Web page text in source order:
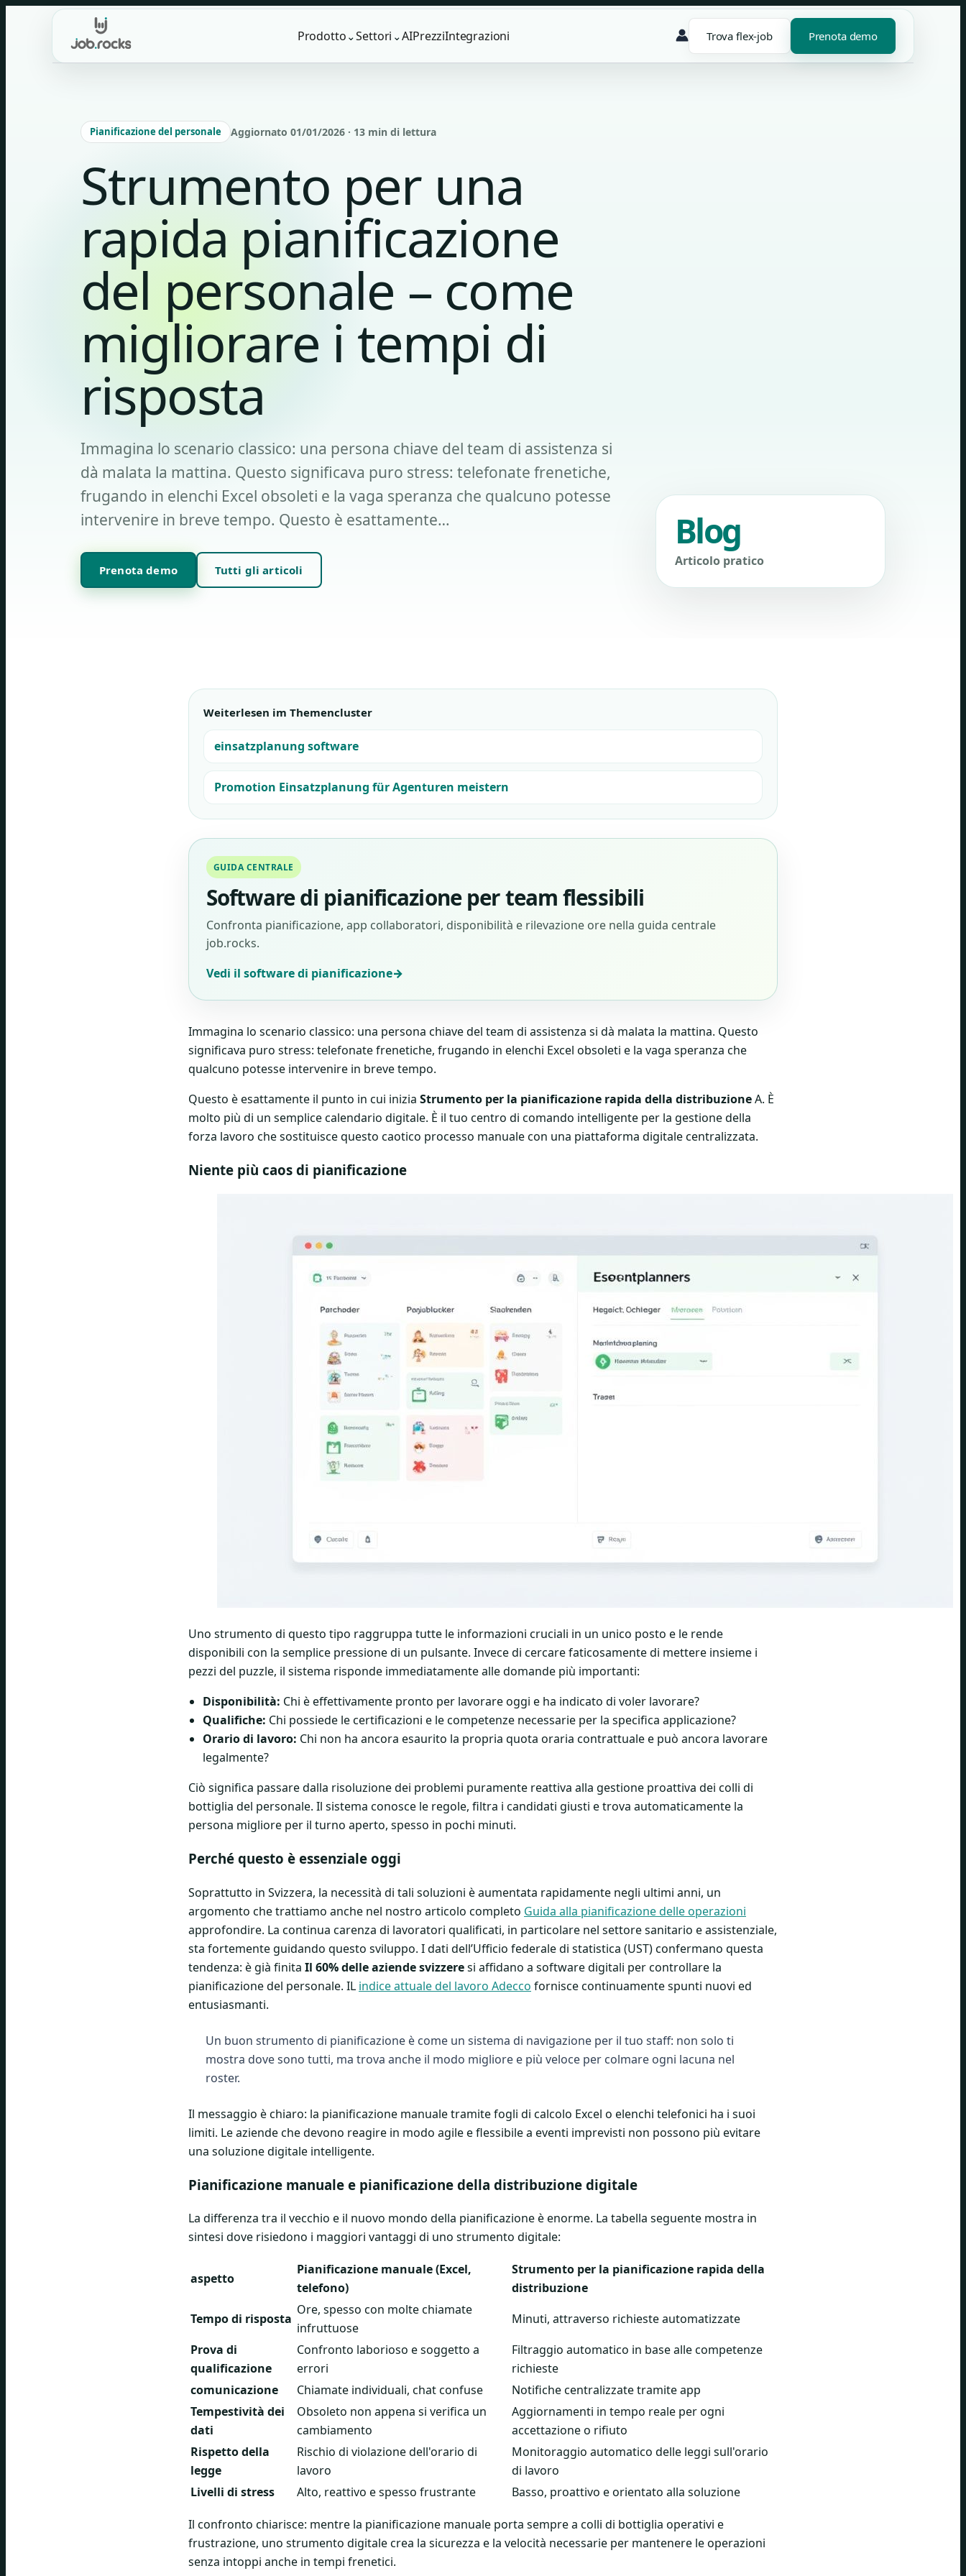
Prodotto ⌄Settori ⌄AIPrezziIntegrazioni Trova flex-job Prenota demo
Pianificazione del personale Aggiornato 01/01/2026 · 13 min di lettura
Strumento per una
rapida pianificazione
del personale – come
migliorare i tempi di
risposta
Immagina lo scenario classico: una persona chiave del team di assistenza si
dà malata la mattina. Questo significava puro stress: telefonate frenetiche,
frugando in elenchi Excel obsoleti e la vaga speranza che qualcuno potesse
intervenire in breve tempo. Questo è esattamente…
Prenota demo Tutti gli articoli
Blog
Articolo pratico
Weiterlesen im Themencluster
einsatzplanung software
Promotion Einsatzplanung für Agenturen meistern
GUIDA CENTRALE
Software di pianificazione per team flessibili
Confronta pianificazione, app collaboratori, disponibilità e rilevazione ore nella guida centrale
job.rocks.
Vedi il software di pianificazione→
Immagina lo scenario classico: una persona chiave del team di assistenza si dà malata la mattina. Questo
significava puro stress: telefonate frenetiche, frugando in elenchi Excel obsoleti e la vaga speranza che
qualcuno potesse intervenire in breve tempo.
Questo è esattamente il punto in cui inizia Strumento per la pianificazione rapida della distribuzioneA. È
molto più di un semplice calendario digitale. È il tuo centro di comando intelligente per la gestione della
forza lavoro che sostituisce questo caotico processo manuale con una piattaforma digitale centralizzata.
Niente più caos di pianificazione
Uno strumento di questo tipo raggruppa tutte le informazioni cruciali in un unico posto e le rende
disponibili con la semplice pressione di un pulsante. Invece di cercare faticosamente di mettere insieme i
pezzi del puzzle, il sistema risponde immediatamente alle domande più importanti:
Disponibilità: Chi è effettivamente pronto per lavorare oggi e ha indicato di voler lavorare?
Qualifiche: Chi possiede le certificazioni e le competenze necessarie per la specifica applicazione?
Orario di lavoro: Chi non ha ancora esaurito la propria quota oraria contrattuale e può ancora lavorare
legalmente?
Ciò significa passare dalla risoluzione dei problemi puramente reattiva alla gestione proattiva dei colli di
bottiglia del personale. Il sistema conosce le regole, filtra i candidati giusti e trova automaticamente la
persona migliore per il turno aperto, spesso in pochi minuti.
Perché questo è essenziale oggi
Soprattutto in Svizzera, la necessità di tali soluzioni è aumentata rapidamente negli ultimi anni, un
argomento che trattiamo anche nel nostro articolo completo Guida alla pianificazione delle operazioni
approfondire. La continua carenza di lavoratori qualificati, in particolare nel settore sanitario e assistenziale,
sta fortemente guidando questo sviluppo. I dati dell’Ufficio federale di statistica (UST) confermano questa
tendenza: è già finita Il 60% delle aziende svizzeresi affidano a software digitali per controllare la
pianificazione del personale. IL indice attuale del lavoro Adecco fornisce continuamente spunti nuovi ed
entusiasmanti.
Un buon strumento di pianificazione è come un sistema di navigazione per il tuo staff: non solo ti
mostra dove sono tutti, ma trova anche il modo migliore e più veloce per colmare ogni lacuna nel
roster.
Il messaggio è chiaro: la pianificazione manuale tramite fogli di calcolo Excel o elenchi telefonici ha i suoi
limiti. Le aziende che devono reagire in modo agile e flessibile a eventi imprevisti non possono più evitare
una soluzione digitale intelligente.
Pianificazione manuale e pianificazione della distribuzione digitale
La differenza tra il vecchio e il nuovo mondo della pianificazione è enorme. La tabella seguente mostra in
sintesi dove risiedono i maggiori vantaggi di uno strumento digitale:
aspetto
Pianificazione manuale (Excel,
telefono)
Strumento per la pianificazione rapida della
distribuzione
Tempo di risposta
Ore, spesso con molte chiamate
infruttuose
Minuti, attraverso richieste automatizzate
Prova di
qualificazione
Confronto laborioso e soggetto a
errori
Filtraggio automatico in base alle competenze
richieste
comunicazione
Chiamate individuali, chat confuse
Notifiche centralizzate tramite app
Tempestività dei
dati
Obsoleto non appena si verifica un
cambiamento
Aggiornamenti in tempo reale per ogni
accettazione o rifiuto
Rispetto della
legge
Rischio di violazione dell'orario di
lavoro
Monitoraggio automatico delle leggi sull'orario
di lavoro
Livelli di stress
Alto, reattivo e spesso frustrante Basso, proattivo e orientato alla soluzione
Il confronto chiarisce: mentre la pianificazione manuale porta sempre a colli di bottiglia operativi e
frustrazione, uno strumento digitale crea la sicurezza e la velocità necessarie per mantenere le operazioni
senza intoppi anche in tempi frenetici.